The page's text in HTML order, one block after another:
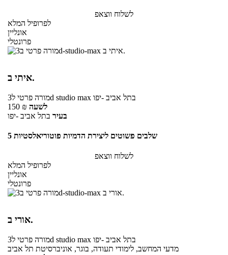
לשלוח ווצאפ
לפרופיל המלא
אונליין
פרונטלי
איתי ב.
מורה פרטיל3d studio max בתל אביב -יפו
150 ₪ לשעה
בעיר בתל אביב -יפו
5 שלבים פשוטים ליצירת הדמיות פוטוריאלסטיות
לשלוח ווצאפ
לפרופיל המלא
אונליין
פרונטלי
אורי ב.
מורה פרטיל3d studio max בתל אביב -יפו
מדעי המחשב, לימודי תעודה, בוגר, אוניברסיטת תל אביב